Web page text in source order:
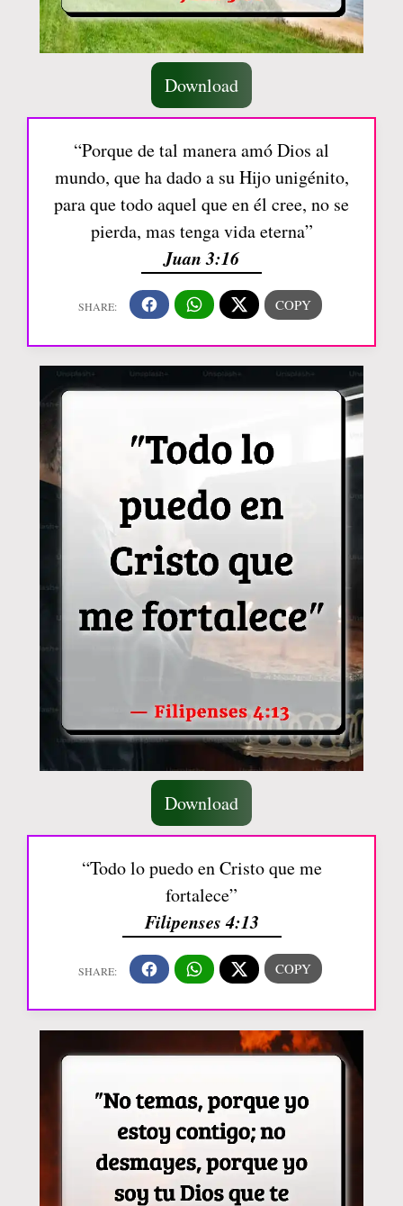
Download
“Porque de tal manera amó Dios al
mundo, que ha dado a su Hijo unigénito,
para que todo aquel que en él cree, no se
pierda, mas tenga vida eterna”
Juan 3:16
Download
“Todo lo puedo en Cristo que me
fortalece”
Filipenses 4:13